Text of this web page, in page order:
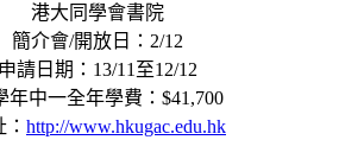
港大同學會書院
簡介會/開放日：2/12
申請日期：13/11至12/12
年中一全年學費：$41,700
http://www.hkugac.edu.hk